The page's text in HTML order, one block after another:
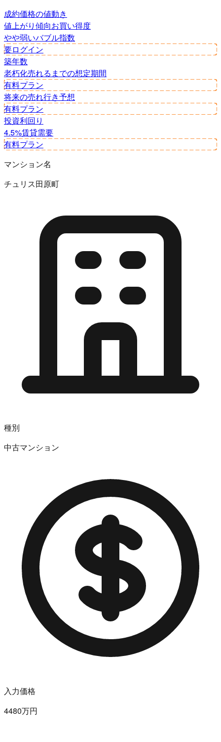
成約価格の値動き
値上がり傾向お買い得度
やや弱いバブル指数
要ログイン
築年数
老朽化売れるまでの想定期間
有料プラン
将来の売れ行き予想
有料プラン
投資利回り
4.5%賃貸需要
有料プラン
マンション名
チュリス田原町
種別
中古マンション
入力価格
4480万円